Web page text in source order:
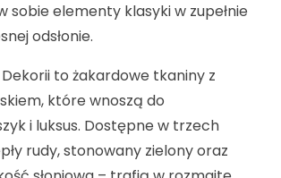
sobie elementy klasyki w zupełnie
odsłonie.
to żakardowe tkaniny z
które wnoszą do
i luksus. Dostępne w trzech
rudy, stonowany zielony oraz